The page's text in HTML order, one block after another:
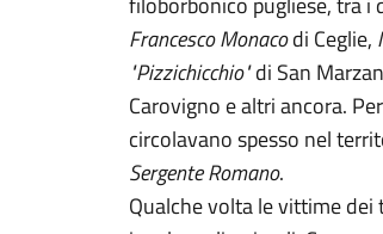
Francesco Monacodi Ceglie,
"Pizzichicchio"di San
Carovigno e altri ancora.
circolavano spesso nel
Sergente Romano.
Qualche volta le vittime